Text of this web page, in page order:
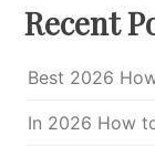
Recent
Best 2026
In 2026 How